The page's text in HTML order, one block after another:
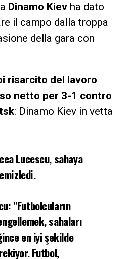
Dinamo Kievha dato
il campo dalla troppa
della gara con
risarcito del lavoro
netto per 3-1 contro
: Dinamo Kiev in vetta
Lucescu, sahaya
"Futbolcuların
sahaları
en iyi şekilde
Futbol,